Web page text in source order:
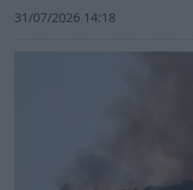
31/07/2026 14:18